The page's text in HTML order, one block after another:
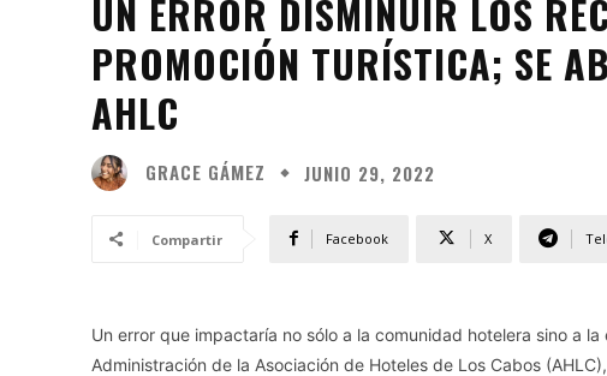
UN ERROR DISMINUIR LOS
PROMOCIÓN TURÍSTICA; SE
AHLC
GRACE GÁMEZ JUNIO 29, 2022
Compartir Facebook X
Un error que impactaría no sólo a la comunidad hotelera sino a
Administración de la Asociación de Hoteles de Los Cabos